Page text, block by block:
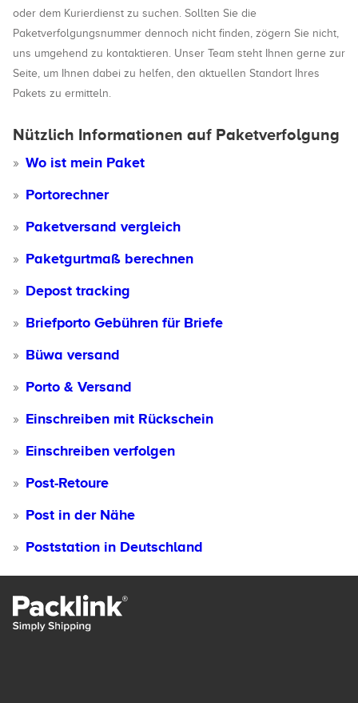
oder dem Kurierdienst zu suchen. Sollten Sie die
Paketverfolgungsnummer dennoch nicht finden, zögern Sie nicht,
uns umgehend zu kontaktieren. Unser Team steht Ihnen gerne zur
Seite, um Ihnen dabei zu helfen, den aktuellen Standort Ihres
Pakets zu ermitteln.
Nützlich Informationen auf Paketverfolgung
Wo ist mein Paket
Portorechner
Paketversand vergleich
Paketgurtmaß berechnen
Depost tracking
Briefporto Gebühren für Briefe
Büwa versand
Porto & Versand
Einschreiben mit Rückschein
Einschreiben verfolgen
Post-Retoure
Post in der Nähe
Poststation in Deutschland